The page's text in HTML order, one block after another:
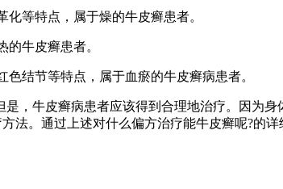
等特点，属于燥的牛皮癣患者。
牛皮癣患者。
结节等特点，属于血瘀的牛皮癣病患者。
是，牛皮癣病患者应该得到合理地治疗。因为
法。通过上述对什么偏方治疗能牛皮癣呢?的